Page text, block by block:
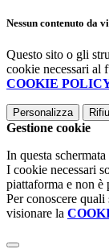
Nessun contenuto da
Questo sito o gli
cookie necessari al
COOKIE
Personalizza
Gestione cookie
In questa
I cookie necessari
piattaforma e non è
Per conoscere
visionare la